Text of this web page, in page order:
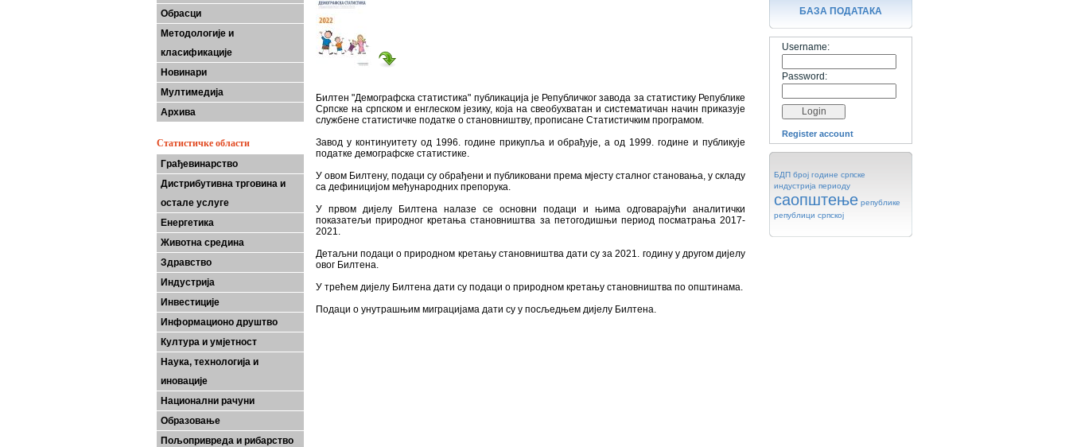
Обрасци
Методологије и
класификације
Новинари
Мултимедија
Архива
Статистичке области
Грађевинарство
Дистрибутивна трговина и
остале услуге
Енергетика
Животна средина
Здравство
Индустрија
Инвестиције
Информационо друштво
Култура и умјетност
Наука, технологија и
иновације
Национални рачуни
Образовање
Пољопривреда и рибарство
Билтен "Демографска статистика" публикација је Републичког завода за статистику Републике
Српске на српском и енглеском језику, која на свеобухватан и систематичан начин приказује
службене статистичке податке о становништву, прописане Статистичким програмом.
Завод у континуитету од 1996. године прикупља и обрађује, а од 1999. године и публикује
податке демографске статистике.
У овом Билтену, подаци су обрађени и публиковани према мјесту сталног становања, у складу
са дефиницијом међународних препорука.
У првом дијелу Билтена налазе се основни подаци и њима одговарајући аналитички
показатељи природног кретања становништва за петогодишњи период посматрања 2017-
2021.
Детаљни подаци о природном кретању становништва дати су за 2021. годину у другом дијелу
овог Билтена.
У трећем дијелу Билтена дати су подаци о природном кретању становништва по општинама.
Подаци о унутрашњим миграцијама дати су у посљедњем дијелу Билтена.
БАЗA ПОДАТАКА
Username:
Password:
Register account
БДП број године српске
индустрија периоду
саопштење републике
републици српској